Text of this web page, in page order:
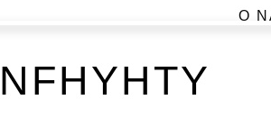
O
NFHYHTY